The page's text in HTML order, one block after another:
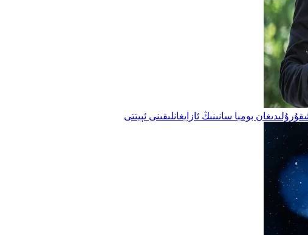
بومبا سانىنىڭ ئازايغانلىقىنى ئېيتتى